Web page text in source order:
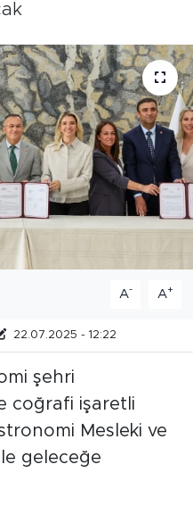
A- A+
22.07.2025 - 12:22
şehri
coğrafi işaretli
Mesleki ve
geleceğe